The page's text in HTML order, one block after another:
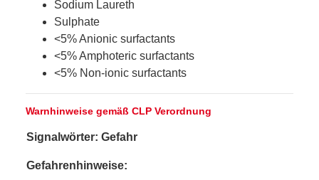
Sodium Laureth
Sulphate
<5% Anionic surfactants
<5% Amphoteric surfactants
<5% Non-ionic surfactants
Warnhinweise gemäß CLP Verordnung
Signalwörter: Gefahr
Gefahrenhinweise: